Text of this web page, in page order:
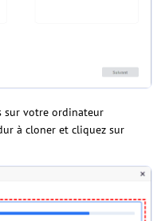
sur votre ordinateur
à cloner et cliquez sur